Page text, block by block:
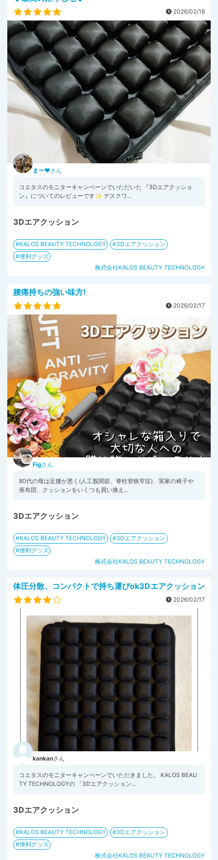
2026/02/18
まー♥さん
コエタスのモニターキャンペーンでいただいた 『3Dエアクッショ
ン』についてのレビューです✨ デスクワ...
3Dエアクッション
KALOS BEAUTY TECHNOLOGY
3Dエアクッション
便利グッズ
株式会社KALOS BEAUTY TECHNOLOGY
腰痛持ちの強い味方!
2026/02/17
Figさん
80代の母は足腰が悪く(人工股関節、脊柱管狭窄症)、実家の椅子や
座布団、クッションをいくつも買い換え...
3Dエアクッション
KALOS BEAUTY TECHNOLOGY
3Dエアクッション
便利グッズ
株式会社KALOS BEAUTY TECHNOLOGY
体圧分散、コンパクトで持ち運びok3Dエアクッション
2026/02/17
kankanさん
コエタスのモニターキャンペーンでいただきました。 KALOS BEAU
TY TECHNOLOGYの 「3Dエアクッション...
3Dエアクッション
KALOS BEAUTY TECHNOLOGY
3Dエアクッション
便利グッズ
株式会社KALOS BEAUTY TECHNOLOGY